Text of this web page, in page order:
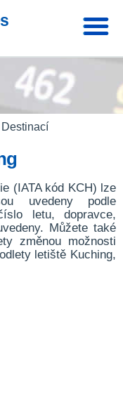
Destinací
(IATA kód KCH) lze
uvedeny podle
letu, dopravce,
Můžete také
změnou možnosti
letiště Kuching,